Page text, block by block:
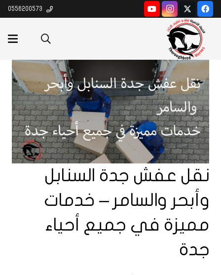
نقل عفش جدة السنابل
وأبحر والسامر – خدمات
مميزة في جميع أحياء
جدة